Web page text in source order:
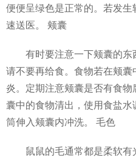
便便呈绿色是正常的。若发
速送医。 颊囊
有时要注意一下颊囊的东
请不要再给食。食物若在颊
炎。定期注意颊囊是否有食
囊中的食物清出，使用食盐
筒伸入颊囊内冲洗。 毛色
鼠鼠的毛通常都是柔软有